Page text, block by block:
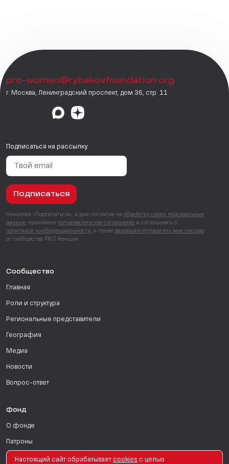
pro-women@rybakovfoundation.org
г. Москва, Ленинградский проспект, дом 36, стр. 11
Подписаться на рассылку
Подписаться
Нажимая «Подписаться», я даю согласие на обработку своих персональных
данных , принимаю пользовательское соглашение и соглашаюсь с
политикой конфиденциальности , а также разрешаю отправлять мне письма
от сообщества PRO Женщин.
Сообщество
Главная
Роли и структура
Региональные представители
География
Медиа
Новости
Вопрос-ответ
Фонд
О фонде
Патроны
Поддержать
Настоящий сайт обрабатывает сookies с целью